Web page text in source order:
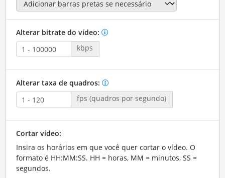
Alterar bitrate do vídeo:
kbps
Alterar taxa de quadros:
fps (quadros por segundo)
Cortar vídeo:
Insira os horários em que você quer cortar o vídeo. O
formato é HH:MM:SS. HH = horas, MM = minutos, SS =
segundos.